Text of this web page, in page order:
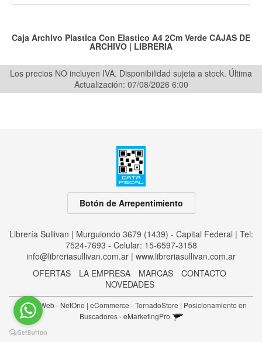
Caja Archivo Plastica Con Elastico A4 2Cm Verde CAJAS DE
ARCHIVO | LIBRERIA
Los precios NO incluyen IVA. Disponibilidad sujeta a stock. Última
Actualización: 07/08/2026 6:00
Botón de Arrepentimiento
Librería Sullivan | Murguiondo 3679 (1439) - Capital Federal | Tel:
7524-7693 - Celular: 15-6597-3158
info@libreriasullivan.com.ar | www.libreriasullivan.com.ar
OFERTAS
LA EMPRESA MARCAS
CONTACTO
NOVEDADES
Diseño Web - NetOne | eCommerce - TornadoStore | Posicionamiento en
Buscadores - eMarketingPro